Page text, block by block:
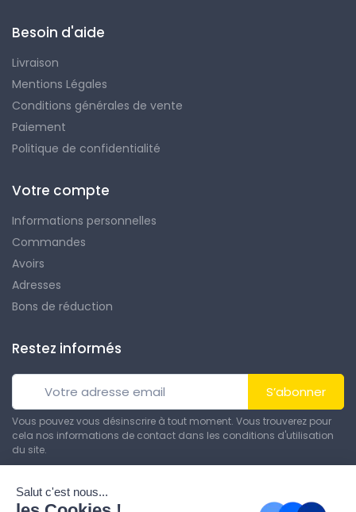
Besoin d'aide
Livraison
Mentions Légales
Conditions générales de vente
Paiement
Politique de confidentialité
Votre compte
Informations personnelles
Commandes
Avoirs
Adresses
Bons de réduction
Restez informés
S’abonner
Vous pouvez vous désinscrire à tout moment. Vous trouverez pour
cela nos informations de contact dans les conditions d'utilisation
du site.